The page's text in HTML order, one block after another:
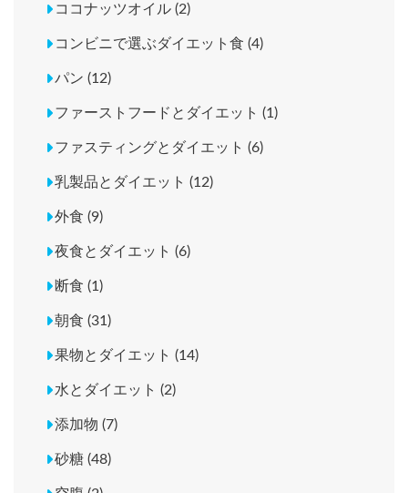
ココナッツオイル (2)
コンビニで選ぶダイエット食 (4)
パン (12)
ファーストフードとダイエット (1)
ファスティングとダイエット (6)
乳製品とダイエット (12)
外食 (9)
夜食とダイエット (6)
断食 (1)
朝食 (31)
果物とダイエット (14)
水とダイエット (2)
添加物 (7)
砂糖 (48)